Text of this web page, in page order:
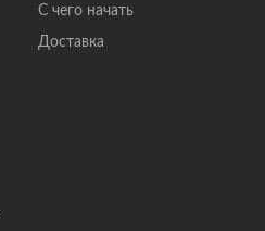
С чего начать
Доставка